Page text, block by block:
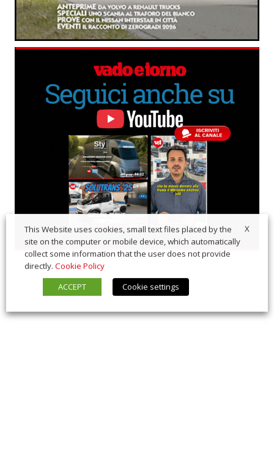
X
This Website uses cookies, small text files placed by the
site on the computer or mobile device, which automatically
collect some information that the user does not provide
directly. Cookie Policy
ACCEPT
Cookie settings